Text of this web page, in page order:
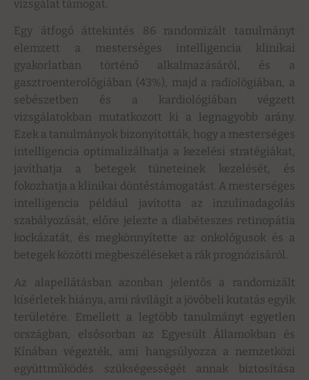
vizsgálat támogat.
Egy átfogó áttekintés 86 randomizált tanulmányt
elemzett a mesterséges intelligencia klinikai
gyakorlatban történő alkalmazásáról, és a
gasztroenterológiában (43%), majd a radiológiában, a
sebészetben és a kardiológiában végzett
vizsgálatokban mutatkozott ki a legnagyobb arány.
Ezek a tanulmányok bizonyították, hogy a mesterséges
intelligencia optimalizálhatja a kezelési stratégiákat,
javíthatja a betegek tüneteinek kezelését, és
fokozhatja a klinikai döntéstámogatást. A mesterséges
intelligencia például javította az inzulinadagolás
szabályozását, előre jelezte a diabéteszes retinopátia
kockázatát, és megkönnyítette az onkológusok és a
betegek közötti megbeszéléseket a rák prognózisáról.
Az alapellátásban azonban jelentős a randomizált
kísérletek hiánya, ami rávilágít a jövőbeli kutatás egyik
területére. Emellett a legtöbb tanulmányt egyetlen
országban, elsősorban az Egyesült Államokban és
Kínában végezték, ami hangsúlyozza a nemzetközi
együttműködés szükségességét annak biztosítása